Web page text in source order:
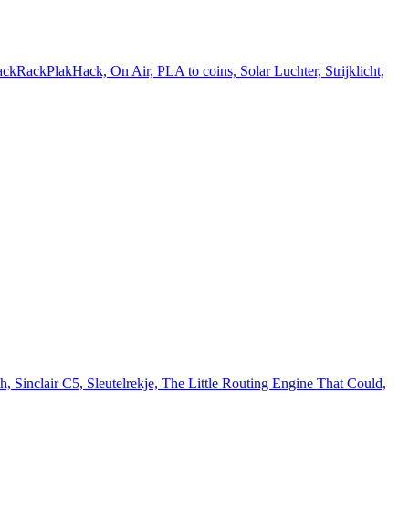
On Air, PLA to coins, Solar Luchter, Strijklicht,
Sinclair C5, Sleutelrekje, The Little Routing Engine That Could,